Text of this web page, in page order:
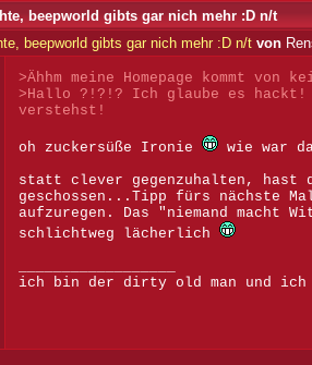
beepworld gibts gar nich mehr :D n/t
beepworld gibts gar nich mehr :D n/t von
>Ähhm meine Homepage kommt von
>Hallo ?!?!? Ich glaube es hackt!
verstehst!
oh zuckersüße Ironie
wie war
statt clever gegenzuhalten, hast
geschossen...Tipp fürs nächste
aufzuregen. Das "niemand macht
schlichtweg lächerlich
ich bin der dirty old man und ich